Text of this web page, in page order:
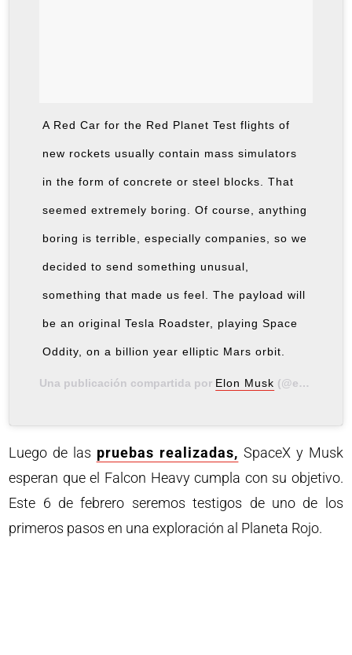
A Red Car for the Red Planet Test flights of
new rockets usually contain mass simulators
in the form of concrete or steel blocks. That
seemed extremely boring. Of course, anything
boring is terrible, especially companies, so we
decided to send something unusual,
something that made us feel. The payload will
be an original Tesla Roadster, playing Space
Oddity, on a billion year elliptic Mars orbit.
Una publicación compartida por Elon Musk (@elonmusk) el
Luego de las pruebas realizadas, SpaceX y Musk
esperan que el Falcon Heavy cumpla con su objetivo.
Este 6 de febrero seremos testigos de uno de los
primeros pasos en una exploración al Planeta Rojo.